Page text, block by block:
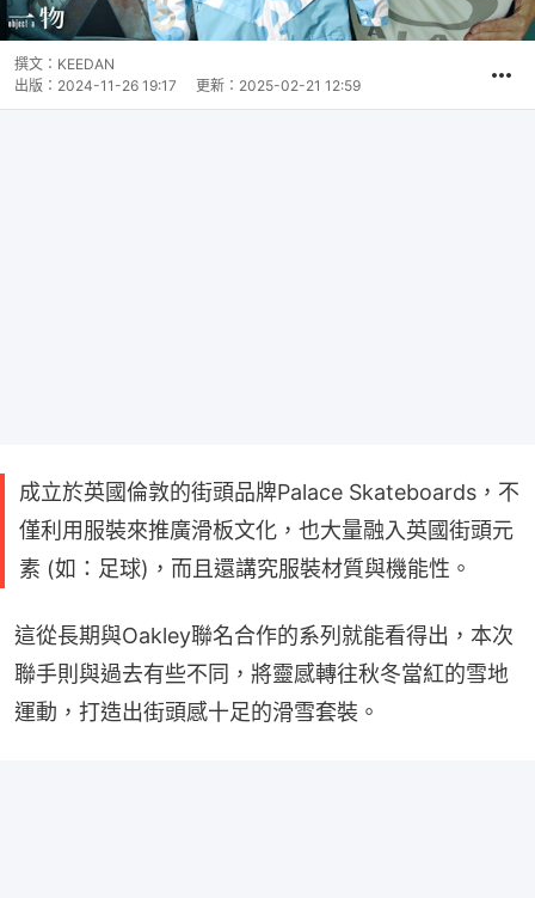
撰文： KEEDAN
出版： 2024-11-26 19:17 更新： 2025-02-21 12:59
成立於英國倫敦的街頭品牌Palace Skateboards，不
僅利用服裝來推廣滑板文化，也大量融入英國街頭元
素 (如：足球)，而且還講究服裝材質與機能性。
這從長期與Oakley聯名合作的系列就能看得出，本次
聯手則與過去有些不同，將靈感轉往秋冬當紅的雪地
運動，打造出街頭感十足的滑雪套裝。